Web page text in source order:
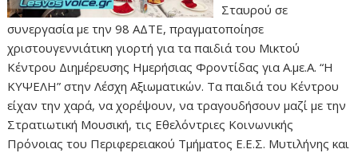
Σταυρού σε
συνεργασία με την 98 ΑΔΤΕ, πραγματοποίησε
χριστουγεννιάτικη γιορτή για τα παιδιά του Μικτού
Κέντρου Διημέρευσης Ημερήσιας Φροντίδας για Α.με.Α. “Η
ΚΥΨΕΛΗ” στην Λέσχη Αξιωματικών. Τα παιδιά του Κέντρου
είχαν την χαρά, να χορέψουν, να τραγουδήσουν μαζί με την
Στρατιωτική Μουσική, τις Εθελόντριες Κοινωνικής
Πρόνοιας του Περιφερειακού Τμήματος Ε.Ε.Σ. Μυτιλήνης και